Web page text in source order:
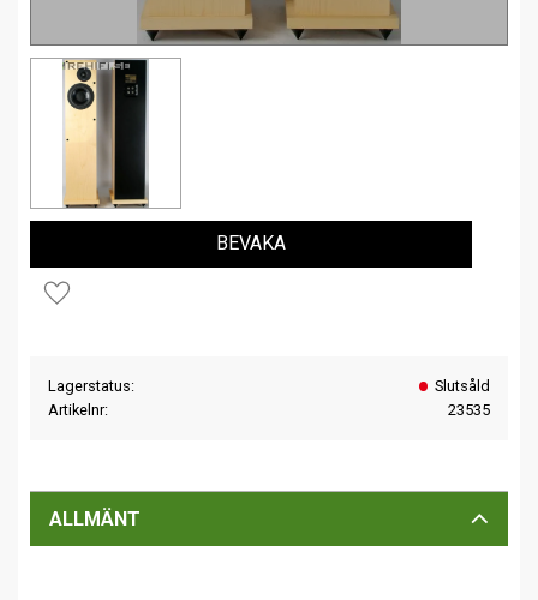
Lägg till i favoriter
BEVAKA
Lagerstatus
Slutsåld
Artikelnr
23535
ALLMÄNT